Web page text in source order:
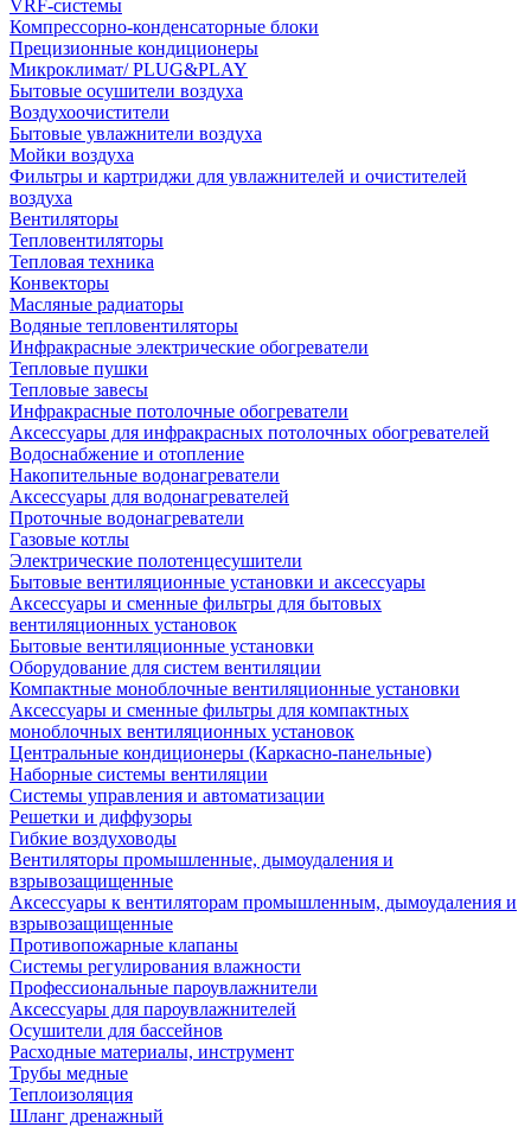
VRF-системы
Компрессорно-конденсаторные блоки
Прецизионные кондиционеры
Микроклимат/ PLUG&PLAY
Бытовые осушители воздуха
Воздухоочистители
Бытовые увлажнители воздуха
Мойки воздуха
Фильтры и картриджи для увлажнителей и очистителей
воздуха
Вентиляторы
Тепловентиляторы
Тепловая техника
Конвекторы
Масляные радиаторы
Водяные тепловентиляторы
Инфракрасные электрические обогреватели
Тепловые пушки
Тепловые завесы
Инфракрасные потолочные обогреватели
Аксессуары для инфракрасных потолочных обогревателей
Водоснабжение и отопление
Накопительные водонагреватели
Аксессуары для водонагревателей
Проточные водонагреватели
Газовые котлы
Электрические полотенцесушители
Бытовые вентиляционные установки и аксессуары
Аксессуары и сменные фильтры для бытовых
вентиляционных установок
Бытовые вентиляционные установки
Оборудование для систем вентиляции
Компактные моноблочные вентиляционные установки
Аксессуары и сменные фильтры для компактных
моноблочных вентиляционных установок
Центральные кондиционеры (Каркасно-панельные)
Наборные системы вентиляции
Системы управления и автоматизации
Решетки и диффузоры
Гибкие воздуховоды
Вентиляторы промышленные, дымоудаления и
взрывозащищенные
Аксессуары к вентиляторам промышленным, дымоудаления и
взрывозащищенные
Противопожарные клапаны
Системы регулирования влажности
Профессиональные пароувлажнители
Аксессуары для пароувлажнителей
Осушители для бассейнов
Расходные материалы, инструмент
Трубы медные
Теплоизоляция
Шланг дренажный